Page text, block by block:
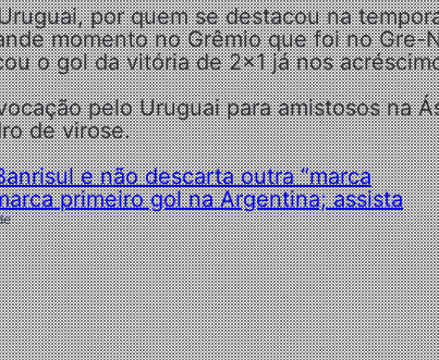
por quem se destacou na
momento no Grêmio que foi no Gre-
o gol da vitória de 2×1 já nos
pelo Uruguai para amistosos na
de virose.
e não descarta outra “marca
primeiro gol na Argentina; assista